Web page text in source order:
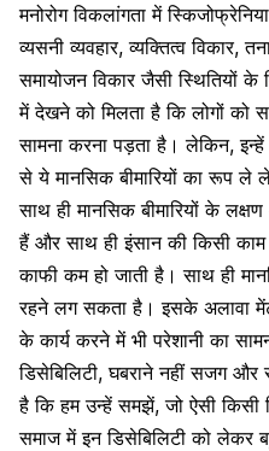
मनोरोग विकलांगता में
व्यसनी व्यवहार, व्यक्तित्व विकार,
समायोजन विकार जैसी स्थितियों के
में देखने को मिलता है कि लोगों
सामना करना पड़ता है। लेकिन,
से ये मानसिक बीमारियों का रूप ले
साथ हीमानसिक बीमारियोंके लक्षण
हैं और साथ ही इंसान की किसी
काफी कम हो जाती है। साथ ही
रहने लग सकता है। इसके अलावा
के कार्य करने में भी परेशानी का
डिसेबिलिटी, घबराने नहीं सजग
है कि हम उन्हें समझें, जो ऐसी किसी
समाज में इन डिसेबिलिटी को लेकर